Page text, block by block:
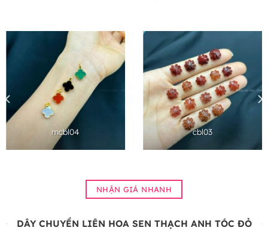
mcbl04 cbl03
NHẬN GIÁ NHANH
DÂY CHUYỀN LIÊN HOA SEN THẠCH ANH TÓC ĐỎ